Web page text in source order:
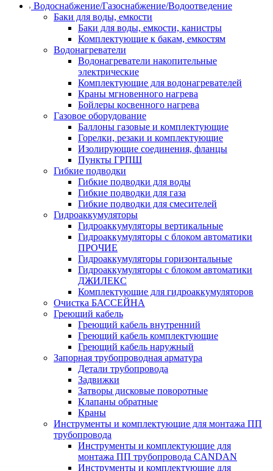
Водоснабжение/Газоснабжение/Водоотведение
Баки для воды, емкости
Баки для воды, емкости, канистры
Комплектующие к бакам, емкостям
Водонагреватели
Водонагреватели накопительные
электрические
Комплектующие для водонагревателей
Краны мгновенного нагрева
Бойлеры косвенного нагрева
Газовое оборудование
Баллоны газовые и комплектующие
Горелки, резаки и комплектующие
Изолирующие соединения, фланцы
Пункты ГРПШ
Гибкие подводки
Гибкие подводки для воды
Гибкие подводки для газа
Гибкие подводки для смесителей
Гидроаккумуляторы
Гидроаккумуляторы вертикальные
Гидроаккумуляторы с блоком автоматики
ПРОЧИЕ
Гидроаккумуляторы горизонтальные
Гидроаккумуляторы с блоком автоматики
ДЖИЛЕКС
Комплектующие для гидроаккумуляторов
Очистка БАССЕЙНА
Греющий кабель
Греющий кабель внутренний
Греющий кабель комплектующие
Греющий кабель наружный
Запорная трубопроводная арматура
Детали трубопровода
Задвижки
Затворы дисковые поворотные
Клапаны обратные
Краны
Инструменты и комплектующие для монтажа ПП
трубопровода
Инструменты и комплектующие для
монтажа ПП трубопровода CANDAN
Инструменты и комплектующие для